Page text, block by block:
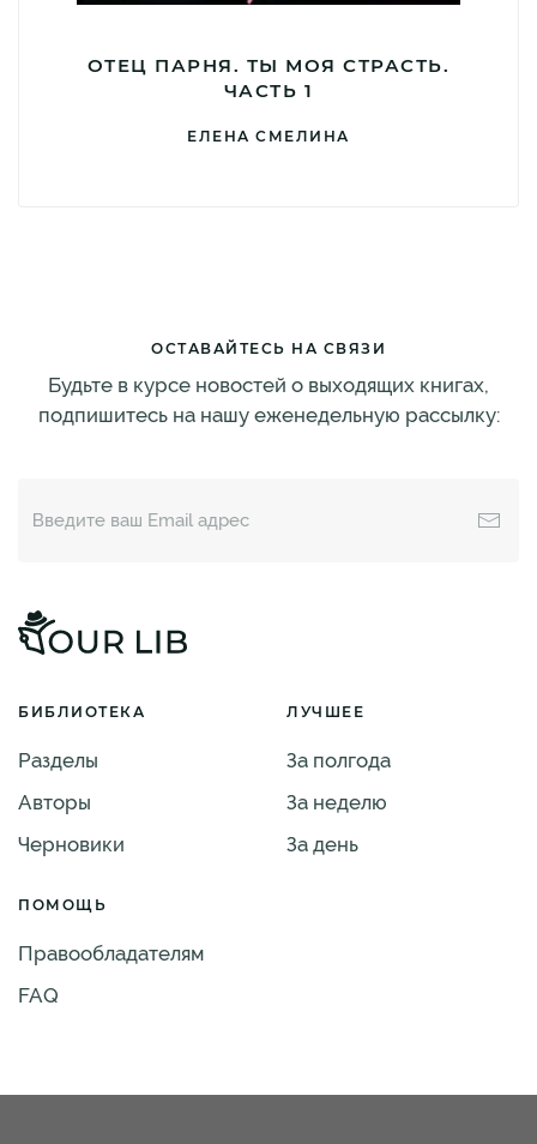
ОТЕЦ ПАРНЯ. ТЫ МОЯ СТРАСТЬ.
ЧАСТЬ 1
ЕЛЕНА СМЕЛИНА
ОСТАВАЙТЕСЬ НА СВЯЗИ
Будьте в курсе новостей о выходящих книгах,
подпишитесь на нашу еженедельную рассылку:
БИБЛИОТЕКА
Разделы
Авторы
Черновики
ЛУЧШЕЕ
За полгода
За неделю
За день
ПОМОЩЬ
Правообладателям
FAQ